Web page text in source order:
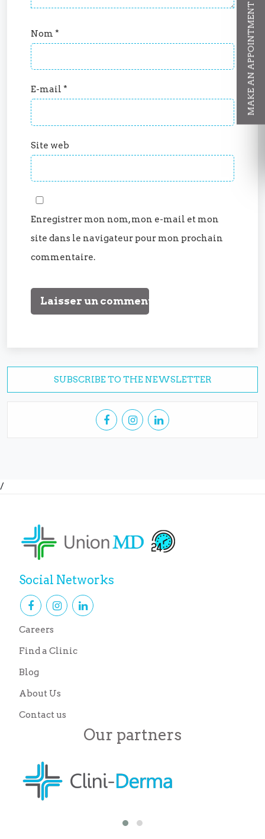
Nom *
E-mail *
Site web
Enregistrer mon nom, mon e-mail et mon
site dans le navigateur pour mon prochain
commentaire.
SUBSCRIBE TO THE NEWSLETTER
/
Social Networks
Careers
Find a Clinic
Blog
About Us
Contact us
Our partners
MAKE AN APPOINTMENT